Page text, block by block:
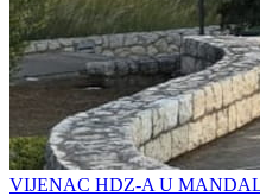
VIJENAC HDZ-A U